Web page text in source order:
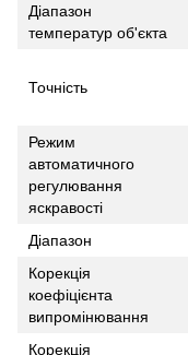
Діапазон
температур об'єкта
Точність
Режим
автоматичного
регулювання
яскравості
Діапазон
Корекція
коефіцієнта
випромінювання
Корекція